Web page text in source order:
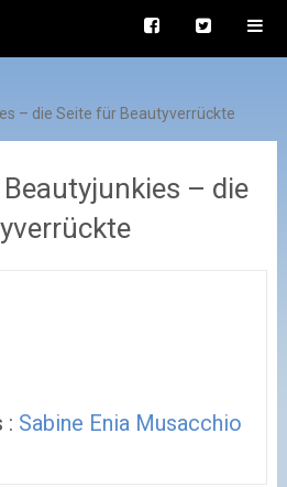
– die Seite für Beautyverrückte
– die
: Sabine Enia Musacchio